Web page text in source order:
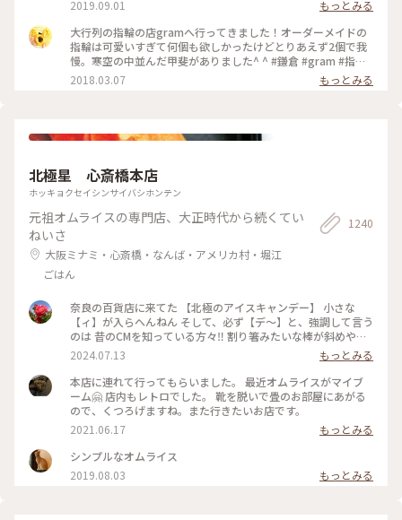
ンキー、中指、親指と作りました😅 いつもは行列がすごいの
に、この日、整理券なし、30分並び入れました😱😱‼️(平日の
夕方) 皆さん、カップルもいだけど、グループで来られ旅の思
い出に作られたりしている方が多かったです😊 まさか、入れ
ると思わなかったので、待ち時間に情報収集し勢いで作ったリ
ング。それでも、なんだか愛着がわきますね… 次は、重ね付け
2019.09.01
もっとみる
大行列の指輪の店gramへ行ってきました！オーダーメイドの
指輪は可愛いすぎて何個も欲しかったけどとりあえず2個で我
慢。寒空の中並んだ甲斐がありました^ ^ #鎌倉 #gram #指輪
#オーダーメイド
2018.03.07 もっとみる
北極星 心斎橋本店
ホッキョクセイシンサイバシホンテン
元祖オムライスの専門店、大正時代から続くてい
ねいさ
大阪ミナミ・心斎橋・なんば・アメリカ村・堀江
ごはん
1240
奈良の百貨店に来てた 【北極のアイスキャンデー】 小さな
【ィ】が入らへんねん そして、必ず【デ〜】と、強調して言う
のは 昔のCMを知っている方々‼️ 割り箸みたいな棒が斜めやね
ん ※子供の頃は割り箸やと思いこんでた チョコと違うねん❗️ コ
2024.07.13
もっとみる
本店に連れて行ってもらいました。 最近オムライスがマイブ
ーム🤗 店内もレトロでした。 靴を脱いで畳のお部屋にあがる
ので、くつろげますね。また行きたいお店です。
2021.06.17
もっとみる
シンプルなオムライス
2019.08.03
もっとみる